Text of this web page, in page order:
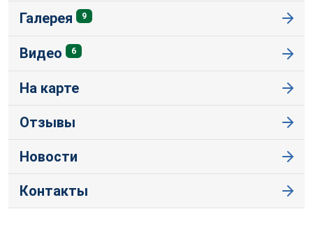
Галерея 9
Видео 6
На карте
Отзывы
Новости
Контакты